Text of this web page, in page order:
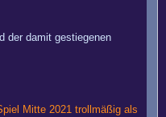
der damit gestiegenen
Mitte 2021 trollmäßig als